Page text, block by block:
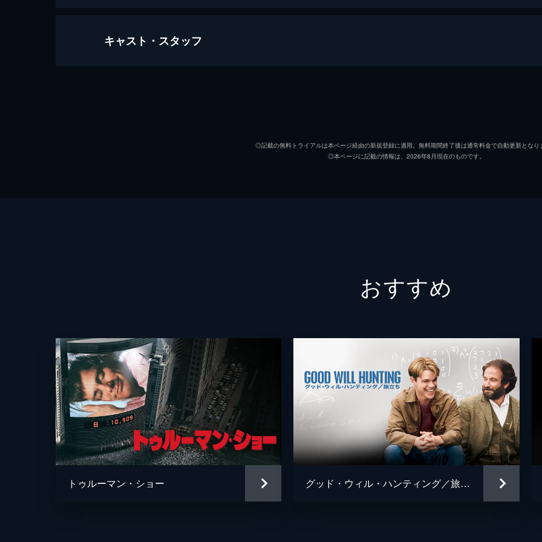
ラ・ラ・ランド
キャスト・スタッフ
キース
キャ
トム
ミー
デイ
ジョシ
◎記載の無料トライアルは本ページ経由の新規登録に適用。無料期間終了後は通常料金で自動更新となり
◎本ページに記載の情報は、2026年8月現在のものです。
おすすめ
トゥルーマン・ショー グッド・ウィル・ハンティング／旅立ち